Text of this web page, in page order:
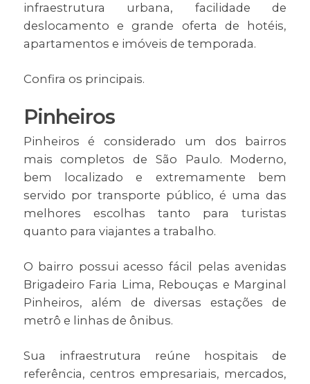
infraestrutura urbana, facilidade de
deslocamento e grande oferta de hotéis,
apartamentos e imóveis de temporada.
Confira os principais.
Pinheiros
Pinheiros é considerado um dos bairros
mais completos de São Paulo. Moderno,
bem localizado e extremamente bem
servido por transporte público, é uma das
melhores escolhas tanto para turistas
quanto para viajantes a trabalho.
O bairro possui acesso fácil pelas avenidas
Brigadeiro Faria Lima, Rebouças e Marginal
Pinheiros, além de diversas estações de
metrô e linhas de ônibus.
Sua infraestrutura reúne hospitais de
referência, centros empresariais, mercados,